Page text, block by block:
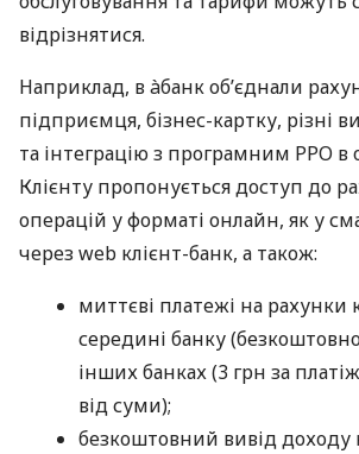
відрізнятися.
Наприклад, в àбанк об’єднали
підприємця, бізнес-картку, різні
та інтеграцію з програмним РРО в
Клієнту пропонується доступ до
операцій у форматі онлайн, як у
через web клієнт-банк, а також:
миттєві платежі на рахунки
середині банку
інших банках (3 грн за
від суми);
безкоштовний вивід доходу